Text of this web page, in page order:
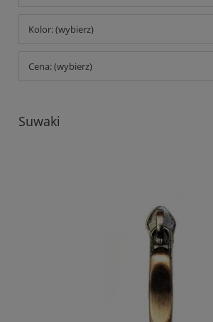
Kolor: (wybierz)
Cena: (wybierz)
Suwaki